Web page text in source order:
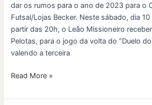
dar os rumos para o ano de 2023 para o
Futsal/Lojas Becker. Neste sábado, dia
partir das 20h, o Leão Missioneiro
Pelotas, para o jogo da volta do “Duelo
valendo a terceira
Read More »